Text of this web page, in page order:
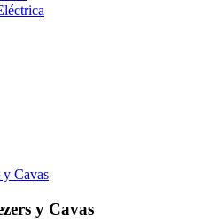
y Cavas
y Cavas